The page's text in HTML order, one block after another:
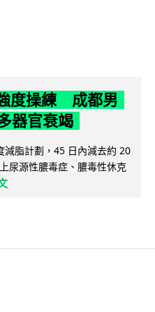
度操練 成都男
器官衰竭
減脂計劃，45 日內減去約 20
尿源性膿毒症、膿毒性休克